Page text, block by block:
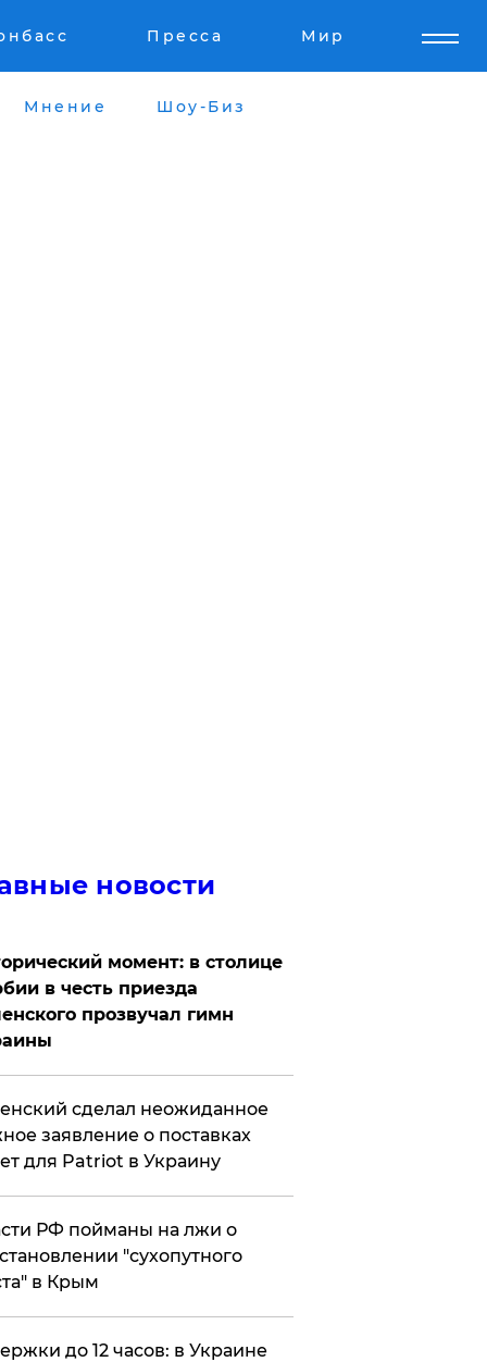
Пресса Мир
Мнение Шоу-Биз
новости
момент: в столице
в честь приезда
прозвучал гимн
сделал неожиданное
заявление о поставках
для Patriot в Украину
РФ пойманы на лжи о
"сухопутного
в Крым
до 12 часов: в Украине